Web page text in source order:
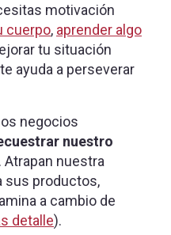
motivación
cuerpo, aprender algo
tu situación
ayuda a perseverar
negocios
nuestro
. Atrapan nuestra
sus productos,
a cambio de
detalle).